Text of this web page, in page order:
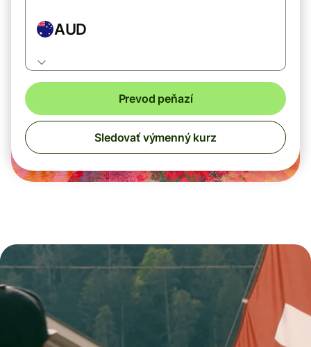
AUD
Prevod peňazí
Sledovať výmenný kurz